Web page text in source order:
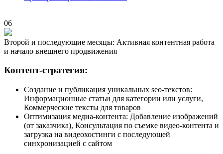
06
Второй и последующие месяцы: Активная контентная работа
и начало внешнего продвижения
Контент-стратегия:
Создание и публикация уникальных seo-текстов:
Информационные статьи для категории или услуги,
Коммерческие тексты для товаров
Оптимизация медиа-контента: Добавление изображений
(от заказчика), Консультация по съемке видео-контента и
загрузка на видеохостинги с последующей
синхронизацией с сайтом